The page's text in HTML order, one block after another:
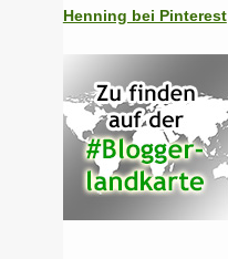
Henning bei Pinterest